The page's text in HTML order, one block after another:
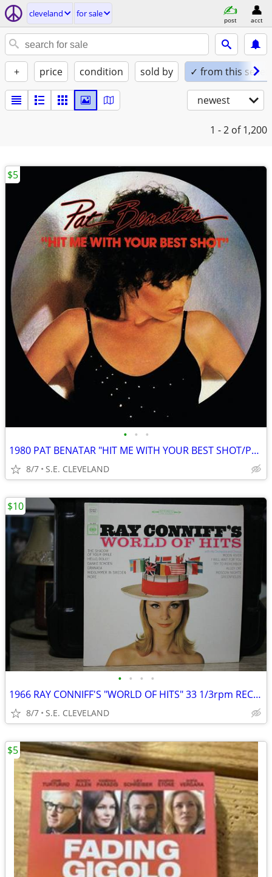
cleveland for sale
post acct
+ price condition sold by ✓ from this seller
newest
1 - 2 of 1,200
• • •
1980 PAT BENATAR "HIT ME WITH YOUR BEST SHOT/PRISONER OF LOVE" RECORD
8/7 S.E. CLEVELAND
$5
• • • •
1966 RAY CONNIFF'S "WORLD OF HITS" 33 1/3rpm RECORD ALBUM LP
8/7 S.E. CLEVELAND
$10
$5